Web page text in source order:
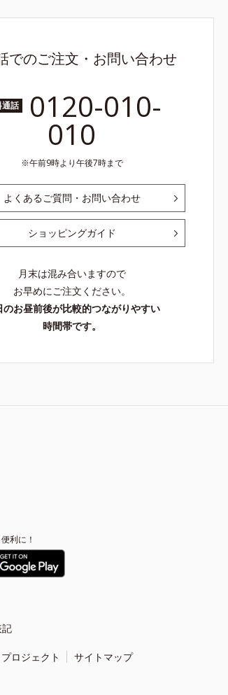
でのご注文・お問い合わせ
通話 0120-010-
010
午前9時より午後7時まで
よくあるご質問・お問い合わせ
ショッピングガイド
月末は混み合いますので
お早めにご注文ください。
のお昼前後が比較的つながりやすい
時間帯です。
利に！
ロジェクト サイトマップ